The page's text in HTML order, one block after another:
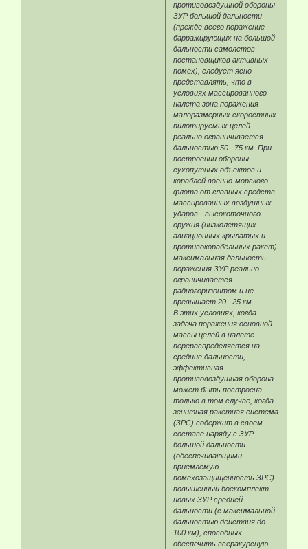
противовоздушной обороны
ЗУР большой дальности
(прежде всего поражение
барражирующих на большой
дальности самолетов-
постановщиков активных
помех), следует ясно
представлять, что в
условиях массированного
налета зона поражения
малоразмерных скоростных
пилотируемых целей
реально ограничивается
дальностью 50...75 км. При
построении обороны
сухопутных объектов и
кораблей военно-морского
флота от главных средств
массированных воздушных
ударов - высокоточного
оружия (низколетящих
авиационных крылатых и
противокорабельных ракет)
максимальная дальность
поражения ЗУР реально
ограничивается
радиогоризонтом и не
превышает 20...25 км.
В этих условиях, когда
задача поражения основной
массы целей в налете
перераспределяется на
средние дальности,
эффективная
противовоздушная оборона
может быть построена
только в том случае, когда
зенитная ракетная система
(ЗРС) содержит в своем
составе наряду с ЗУР
большой дальности
(обеспечивающими
приемлемую
помехозащищенность ЗРС)
повышенный боекомплект
новых ЗУР средней
дальности (с максимальной
дальностью действия до
100 км), способных
обеспечить всеракурсную